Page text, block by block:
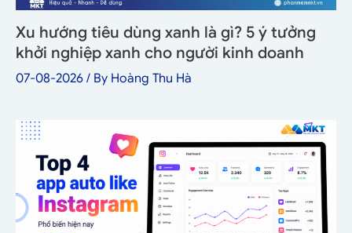
Xu hướng tiêu dùng xanh là gì? 5 ý tưởng
khởi nghiệp xanh cho người kinh doanh
07-08-2026 / By Hoàng Thu Hà